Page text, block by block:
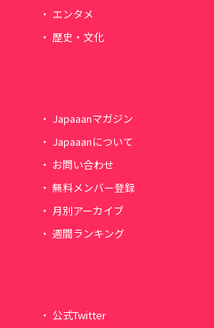
エンタメ
歴史・文化
Japaaanマガジン
Japaaanについて
お問い合わせ
無料メンバー登録
月別アーカイブ
週間ランキング
公式Twitter